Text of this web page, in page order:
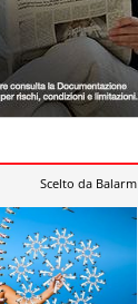
Scelto da Balarm